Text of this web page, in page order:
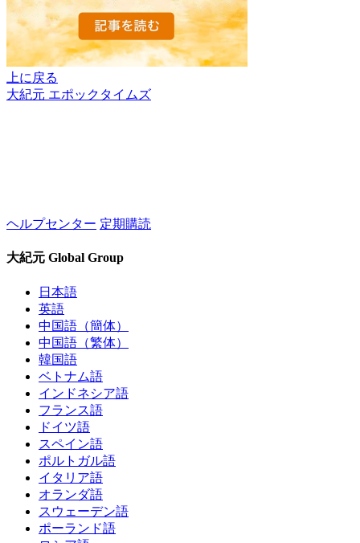
上に戻る
大紀元 エポックタイムズ
ヘルプセンター 定期購読
大紀元 Global Group
日本語
英語
中国語（簡体）
中国語（繁体）
韓国語
ベトナム語
インドネシア語
フランス語
ドイツ語
スペイン語
ポルトガル語
イタリア語
オランダ語
スウェーデン語
ポーランド語